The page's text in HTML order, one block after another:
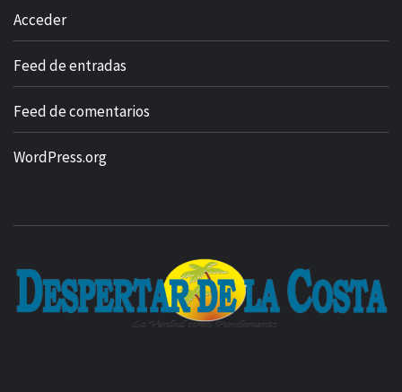
Acceder
Feed de entradas
Feed de comentarios
WordPress.org